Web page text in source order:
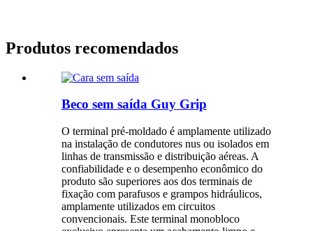
Produtos recomendados
Beco sem saída Guy Grip
O terminal pré-moldado é amplamente utilizado
na instalação de condutores nus ou isolados em
linhas de transmissão e distribuição aéreas. A
confiabilidade e o desempenho econômico do
produto são superiores aos dos terminais de
fixação com parafusos e grampos hidráulicos,
amplamente utilizados em circuitos
convencionais. Este terminal monobloco